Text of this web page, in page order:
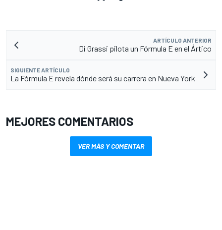
ARTÍCULO ANTERIOR
Di Grassi pilota un Fórmula E en el Ártico
SIGUIENTE ARTÍCULO
La Fórmula E revela dónde será su carrera en Nueva York
MEJORES COMENTARIOS
VER MÁS Y COMENTAR